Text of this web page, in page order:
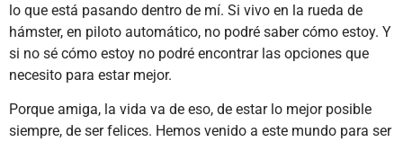
lo que está pasando dentro de mí. Si vivo en la rueda de
hámster, en piloto automático, no podré saber cómo estoy. Y
si no sé cómo estoy no podré encontrar las opciones que
necesito para estar mejor.
Porque amiga, la vida va de eso, de estar lo mejor posible
siempre, de ser felices. Hemos venido a este mundo para ser